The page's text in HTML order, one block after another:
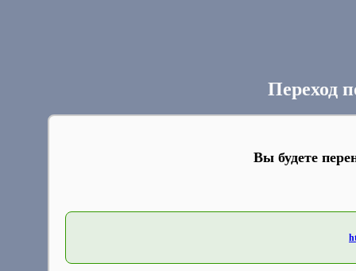
Переход
Вы будете